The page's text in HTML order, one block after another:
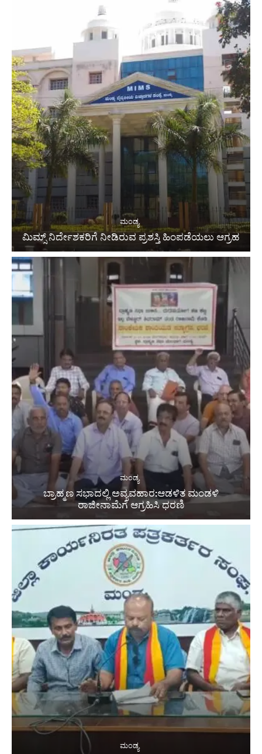
ಮಂಡ್ಯ
ಮಿಮ್ಸ್ ನಿರ್ದೇಶಕರಿಗೆ ನೀಡಿರುವ ಪ್ರಶಸ್ತಿ ಹಿಂಪಡೆಯಲು ಆಗ್ರಹ
ಮಂಡ್ಯ
ಬ್ರಾಹ್ಮಣ ಸಭಾದಲ್ಲಿ ಅವ್ಯವಹಾರ:ಆಡಳಿತ ಮಂಡಳಿ
ರಾಜೀನಾಮೆಗೆ ಆಗ್ರಹಿಸಿ ಧರಣಿ
ಮಂಡ್ಯ